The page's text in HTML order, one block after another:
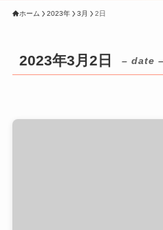
ホーム 2023年 3月 2日
2023年3月2日 – date –